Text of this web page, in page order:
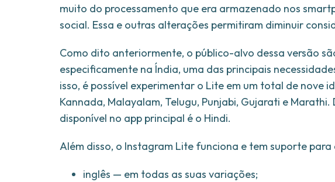
muito do processamento que era armazenado nos
social. Essa e outras alterações permitiram diminuir
Como dito anteriormente, o público-alvo dessa versão
especificamente na Índia, uma das principais
isso, é possível experimentar o Lite em um total de nove
Kannada, Malayalam, Telugu, Punjabi, Gujarati e
disponível no app principal é o Hindi.
Além disso, o Instagram Lite funciona e tem suporte para
inglês — em todas as suas variações;